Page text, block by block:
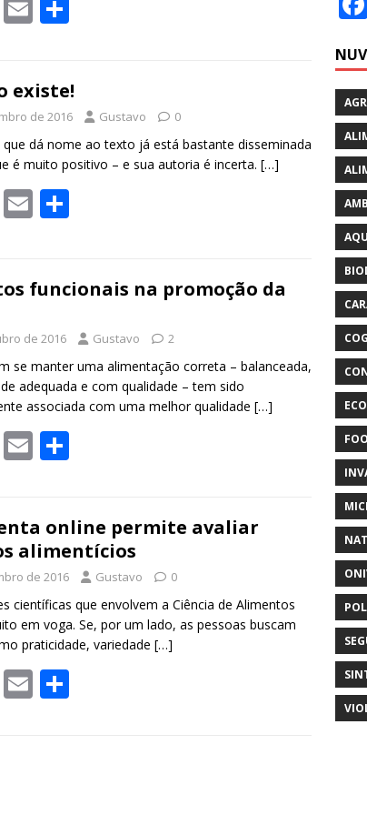
M E
l e
existe!
de 2016 Gustavo 0
que dá nome ao texto já está bastante disseminada
é muito positivo – e sua autoria é incerta. […]
M E
l e
funcionais na promoção da
de 2016 Gustavo 2
se manter uma alimentação correta – balanceada,
adequada e com qualidade – tem sido
associada com uma melhor qualidade […]
M
n
E
l e
online permite avaliar
alimentícios
de 2016 Gustavo 0
científicas que envolvem a Ciência de Alimentos
em voga. Se, por um lado, as pessoas buscam
praticidade, variedade […]
M E